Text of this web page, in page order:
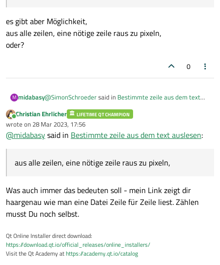
es gibt aber Möglichkeit,
aus alle zeilen, eine nötige zeile raus zu pixeln,
oder?
0
M midabasy@SimonSchroedersaid in Bestimmte zeile aus dem text
Du kommst vor allem nicht drum rum, dass du alle
Zeilen davor einlesen musst. Es gibt keine andere
es gibt aber Möglichkeit,
oder?
Online
Christian Ehrlicher LIFETIME QT CHAMPION
wrote on 28 Mar 2023, 17:56
last edited by
@midabasysaid in Bestimmte zeile aus dem text auslesen:
aus alle zeilen, eine nötige zeile raus zu pixeln,
Was auch immer das bedeuten soll - mein Link zeigt dir
haargenau wie man eine Datei Zeile für Zeile liest. Zählen
musst Du noch selbst.
Qt Online Installer direct download:
https://download.qt.io/official_releases/online_installers/
Visit the Qt Academy athttps://academy.qt.io/catalog